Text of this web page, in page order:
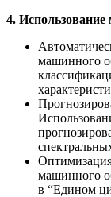
4.
машинного
машинного
в “Едином